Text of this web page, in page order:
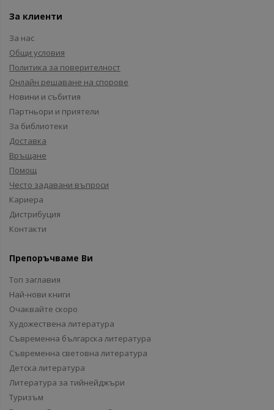
За клиенти
За нас
Общи условия
Политика за поверителност
Онлайн решаване на спорове
Новини и събития
Партньори и приятели
За библиотеки
Доставка
Връщане
Помощ
Често задавани въпроси
Кариера
Дистрибуция
Контакти
Препоръчваме Ви
Топ заглавия
Най-нови книги
Очаквайте скоро
Художествена литература
Съвременна българска литература
Съвременна световна литература
Детска литература
Литература за тийнейджъри
Туризъм